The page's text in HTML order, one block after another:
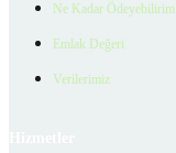
Ne Kadar Ödeyebilirim
Emlak Değeri
Verilerimiz